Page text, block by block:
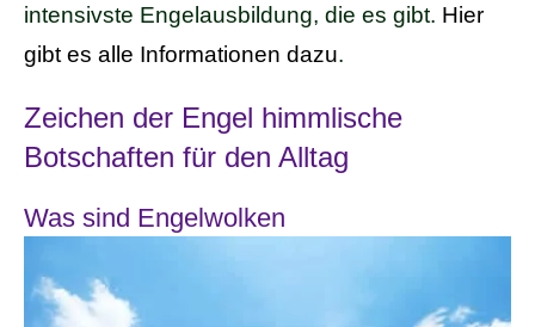
intensivste Engelausbildung, die es gibt. Hier
gibt es alle Informationen dazu.
Zeichen der Engel himmlische
Botschaften für den Alltag
Was sind Engelwolken